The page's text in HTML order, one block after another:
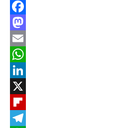
Facebook
Mastodon
Email
WhatsApp
LinkedIn
Flipboard